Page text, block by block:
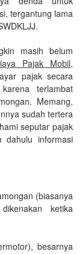
tergantung lama
masih belum
Pajak Mobil,
pajak secara
terlambat
Memang,
sudah tertera
seputar pajak
dahulu informasi
(biasanya
ketika
besarnya